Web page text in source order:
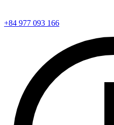
+84 977 093 166